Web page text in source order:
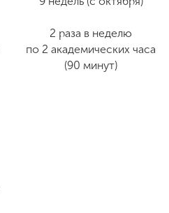
2 раза в неделю
по 2 академических часа
(90 минут)